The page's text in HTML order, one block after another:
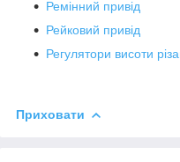
Ремінний привід
Рейковий привід
Регулятори висоти
Приховати